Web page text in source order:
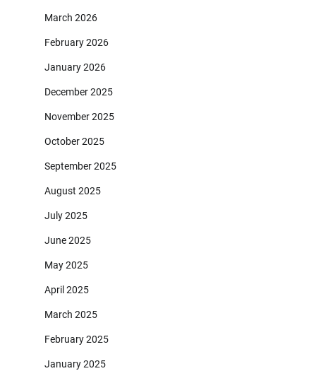
March 2026
February 2026
January 2026
December 2025
November 2025
October 2025
September 2025
August 2025
July 2025
June 2025
May 2025
April 2025
March 2025
February 2025
January 2025